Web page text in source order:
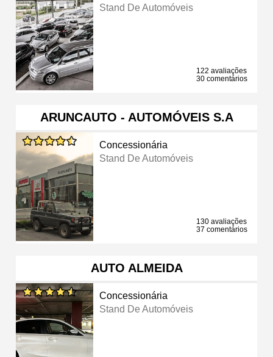
Stand De Automóveis
122 avaliações
30 comentários
ARUNCAUTO - AUTOMÓVEIS S.A
Concessionária
Stand De Automóveis
130 avaliações
37 comentários
AUTO ALMEIDA
Concessionária
Stand De Automóveis